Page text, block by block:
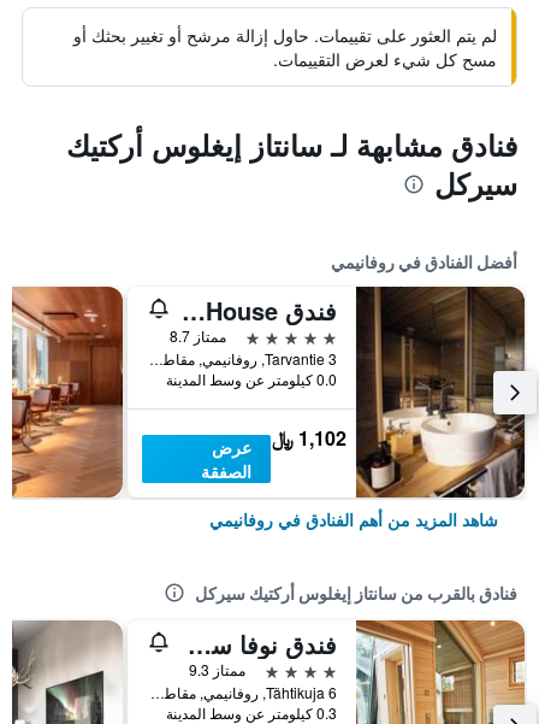
لم يتم العثور على تقييمات. حاول إزالة مرشح أو تغيير بحثك أو
مسح كل شيء لعرض التقييمات.
فنادق مشابهة لـ سانتاز إيغلوس أركتيك
سيركل
أفضل الفنادق في روفانيمي
فندق Arctic TreeHouse
5 نجوم
ممتاز 8.7
Tarvantie 3, روفانيمي, مقاطعة لابي, فنلندا
0.0 كيلومتر عن وسط المدينة
1,102 ﷼
عرض
الصفقة
شاهد المزيد من أهم الفنادق في روفانيمي
فنادق بالقرب من سانتاز إيغلوس أركتيك سيركل
فندق نوفا سكاي لاند
4 نجوم
ممتاز 9.3
Tähtikuja 6, روفانيمي, مقاطعة لابي, فنلندا
0.3 كيلومتر عن وسط المدينة